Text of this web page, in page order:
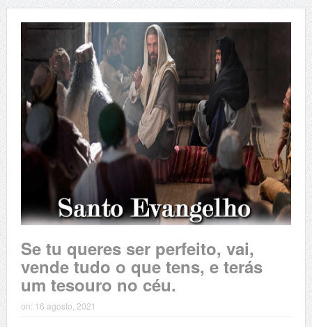
Se tu queres ser perfeito, vai,
vende tudo o que tens, e terás
um tesouro no céu.
on: 16 agosto, 2021